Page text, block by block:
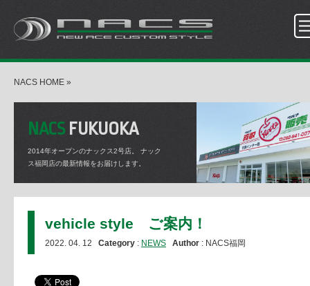
NACS HOME »
NACSFUKUOKA
2014年オープンのナックス2号店。
ナック
ス福岡店の最新情報をお届けします。
vehicle style ご案内！
2022. 04. 12 Category : NEWS Author : NACS福岡